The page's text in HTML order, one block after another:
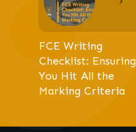
FCE Writing
Checklist: Ensuring
You Hit All the
Marking Criteria